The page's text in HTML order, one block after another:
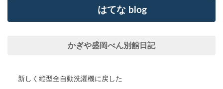
はてな blog
かぎや盛岡べん別館日記
新しく縦型全自動洗濯機に戻した